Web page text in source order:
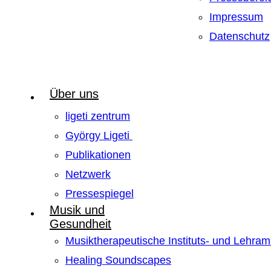
Impressum
Datenschutz
Über uns
ligeti zentrum
György Ligeti
Publikationen
Netzwerk
Pressespiegel
Musik und
Gesundheit
Musiktherapeutische Instituts- und
Healing Soundscapes